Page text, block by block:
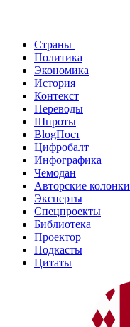
Страны
Политика
Экономика
История
Контекст
Переводы
Шпроты
BlogПост
Цифробалт
Инфографика
Чемодан
Авторские колонки
Эксперты
Спецпроекты
Библиотека
Проектор
Подкасты
Цитаты